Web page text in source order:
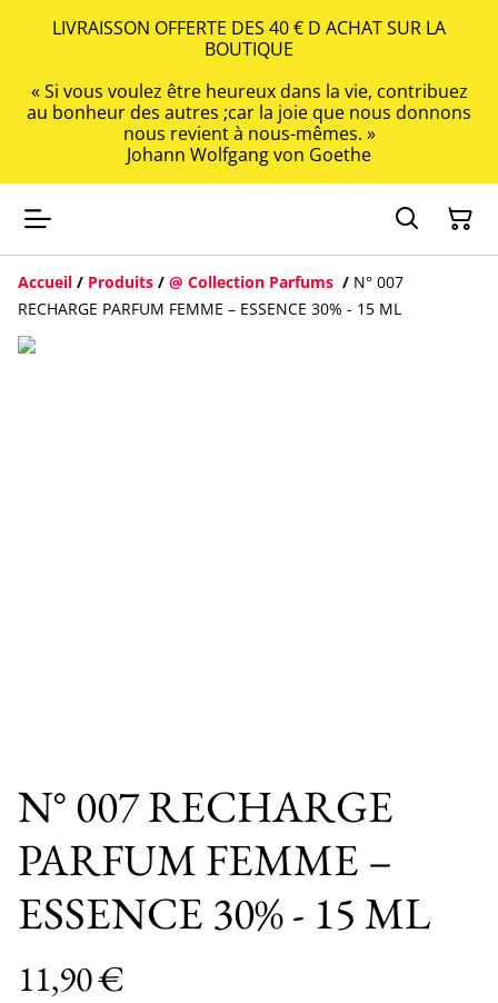
LIVRAISSON OFFERTE DES 40 € D ACHAT SUR LA
BOUTIQUE
« Si vous voulez être heureux dans la vie, contribuez
au bonheur des autres ;car la joie que nous donnons
nous revient à nous-mêmes. »
Johann Wolfgang von Goethe
Accueil / Produits / @ Collection Parfums / N° 007
RECHARGE PARFUM FEMME – ESSENCE 30% - 15 ML
N° 007 RECHARGE
PARFUM FEMME –
ESSENCE 30% - 15 ML
11,90 €